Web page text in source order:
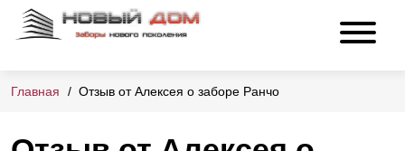
Главная Отзыв от Алексея о заборе Ранчо